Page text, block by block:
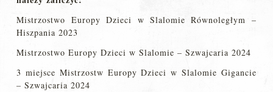
Mistrzostwo Europy Dzieci w Slalomie Równoległym –
Hiszpania 2023
Mistrzostwo Europy Dzieci w Slalomie – Szwajcaria 2024
3 miejsce Mistrzostw Europy Dzieci w Slalomie Gigancie
– Szwajcaria 2024